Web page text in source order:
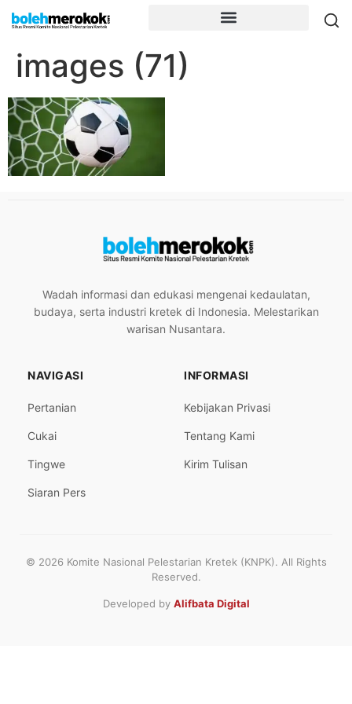
images (71)
Wadah informasi dan edukasi mengenai kedaulatan,
budaya, serta industri kretek di Indonesia. Melestarikan
warisan Nusantara.
NAVIGASI
Pertanian
Cukai
Tingwe
Siaran Pers
INFORMASI
Kebijakan Privasi
Tentang Kami
Kirim Tulisan
© 2026 Komite Nasional Pelestarian Kretek (KNPK). All Rights
Reserved.
Developed by Alifbata Digital